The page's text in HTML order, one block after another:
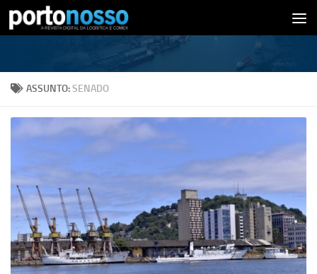
Skip to content
ASSUNTO:SENADO